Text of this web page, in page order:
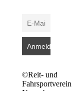
©Reit- und
Fahrsportverein